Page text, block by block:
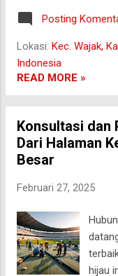
tetapi
indah,
—
tahan
Posting
Lokasi: Kec. Wajak,
Indonesia
READ MORE »
Konsultasi dan
Dari Halaman
Besar
Februari 27, 2025
hijau